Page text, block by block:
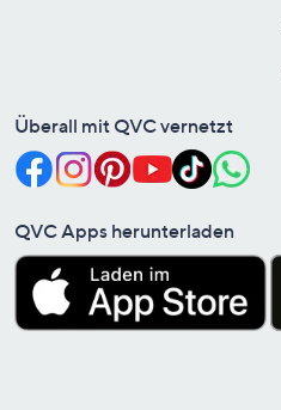
Überall mit QVC vernetzt
QVC Apps herunterladen